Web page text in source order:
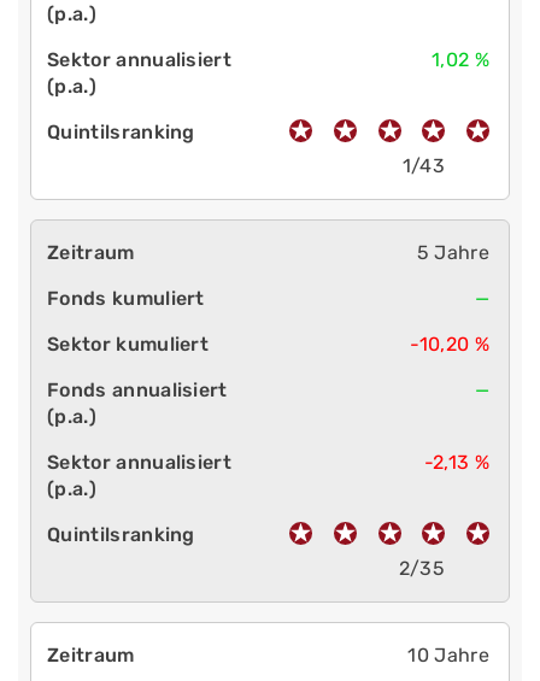
1,02 %
1/43
5 Jahre
—
-10,20 %
—
-2,13 %
2/35
10 Jahre